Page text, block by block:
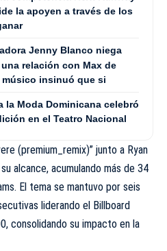
la apoyen a través de los
Jenny Blanco niega
relación con Max de
músico insinuó que si
la Moda Dominicana celebró
en el Teatro Nacional
(premium_remix)” junto a Ryan
alcance, acumulando más de 34
El tema se mantuvo por seis
liderando el Billboard
consolidando su impacto en la